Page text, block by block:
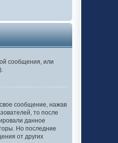
сообщения, или
).
сообщение, нажав
то после
данное
Но последние
от других